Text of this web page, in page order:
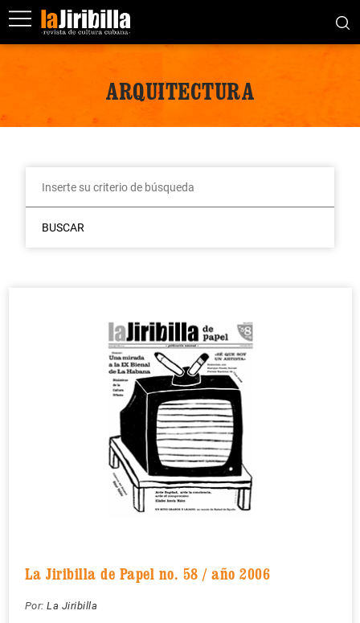
ARQUITECTURA
BUSCAR
La Jiribilla de Papel no. 58 / año 2006
Por: La Jiribilla